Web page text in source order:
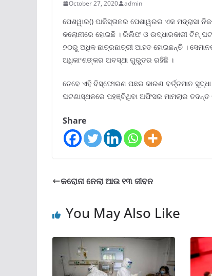
October 27, 2020 admin
ପେଶୱାର() ପାକିସ୍ତାନର ପେଶାୱରର ଏକ
କଲୋନୀରେ ହୋଇଛି । ରିଲିଫ ଓ ଉଦ୍ଧାରକାରୀ ଟିମ୍
୭୦ରୁ ଅଧିକ ଛାତ୍ରଛାତ୍ରୀ ଆହତ ହୋଇଛନ୍ତି ।
ଅଧିକାଂଶଙ୍କର ଅବସ୍ଥା ଗୁରୁତର ରହିଛି ।
ତେବେ ଏହି ବିସ୍ଫୋରଣ ପଛର କାରଣ ବର୍ତ୍ତମାନ
ଘଟଣାସ୍ଥଳରେ ପହଞ୍ଚିଥିବା ଅଫିସର ମାମଲାର ତଦନ୍ତ
Share
କରୋନା ନେଲା ଆଉ ୧୩ ଜୀବନ
You May Also Like